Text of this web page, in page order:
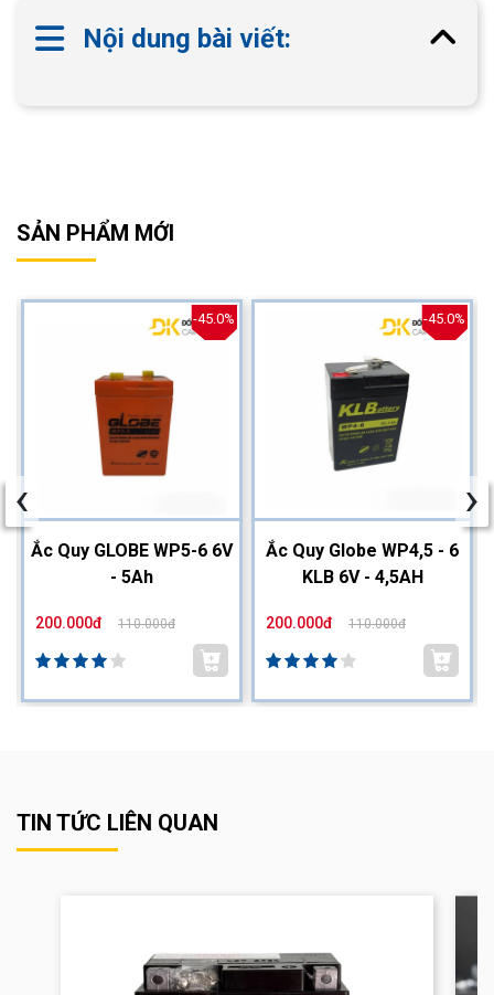
Nội dung bài viết:
SẢN PHẨM MỚI
-45.0%
Ắc Quy GLOBE WP5-6 6V
- 5Ah
200.000đ 110.000đ
-45.0%
Ắc Quy Globe WP4,5 - 6
KLB 6V - 4,5AH
200.000đ 110.000đ
‹ ›
TIN TỨC LIÊN QUAN